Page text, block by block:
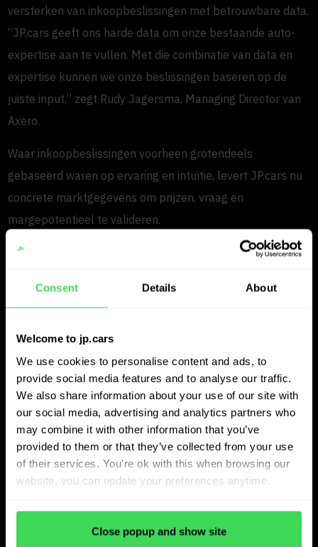
Consent Details About
Welcome to jp.cars
We use cookies to personalise content and ads, to
provide social media features and to analyse our traffic.
We also share information about your use of our site with
our social media, advertising and analytics partners who
may combine it with other information that you’ve
provided to them or that they’ve collected from your use
of their services. You're ok with this when browsing our
website, you can update your preferences anytime.
Close popup and show site
versterken van inkoopbeslissingen met betrouwbare data.
“JP.cars geeft ons harde data om onze bestaande auto-
expertise aan te vullen. Met die combinatie van data en
expertise kunnen we onze beslissingen baseren op de
juiste input,” zegt Rudy Jagersma, Managing Director van
Axero.
Waar inkoopbeslissingen voorheen grotendeels
gebaseerd waren op ervaring en intuïtie, levert JP.cars nu
concrete marktgegevens om prijzen, vraag en
margepotentieel te valideren.
Snellere processen en slimmere
selectie
efficiëntiewinsten op. Grote bestanden met uitgebreide
voertuiglijsten worden automatisch verwerkt, waardoor
inkopers zich kunnen concentreren op besluitvorming in
plaats van handmatige analyse.
Het platform biedt onmiddellijk aanbevelingen, inclusief
doelgerichte inkoopprijzen gebaseerd op verwachte
sneller te handelen, de werklast te verminderen en
consistentie tussen teams te behouden.